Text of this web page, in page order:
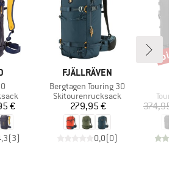
€
(3)
MARKE
FJÄLLRÄVEN
Artikel
Bergtagen Touring 30
Produktgruppe
Skitourenrucksack
Preis
279,95 €
0,0(0)
374,95